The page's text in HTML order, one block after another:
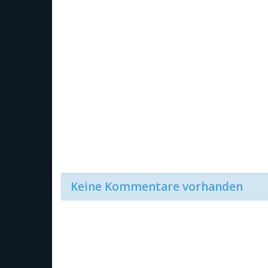
Keine Kommentare vorhanden